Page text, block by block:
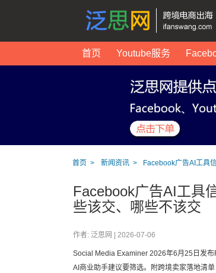
首页 Youtube服务
首页 新闻资讯 Facebook广告AI工具
Facebook广告AI工
些该交、哪些不该交
作者: 泛思网 | 2026-07-06
Social Media Examiner 2026年6月25日发
AI商业助手建议要筛选。附跨境卖家落地清单